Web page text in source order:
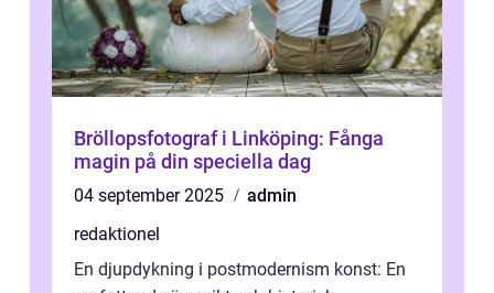
Bröllopsfotograf i Linköping: Fånga
magin på din speciella dag
04 september 2025
admin
redaktionel
En djupdykning i postmodernism konst: En